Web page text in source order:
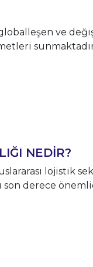
globalleşen ve
NEDİR?
lojistik
son derece